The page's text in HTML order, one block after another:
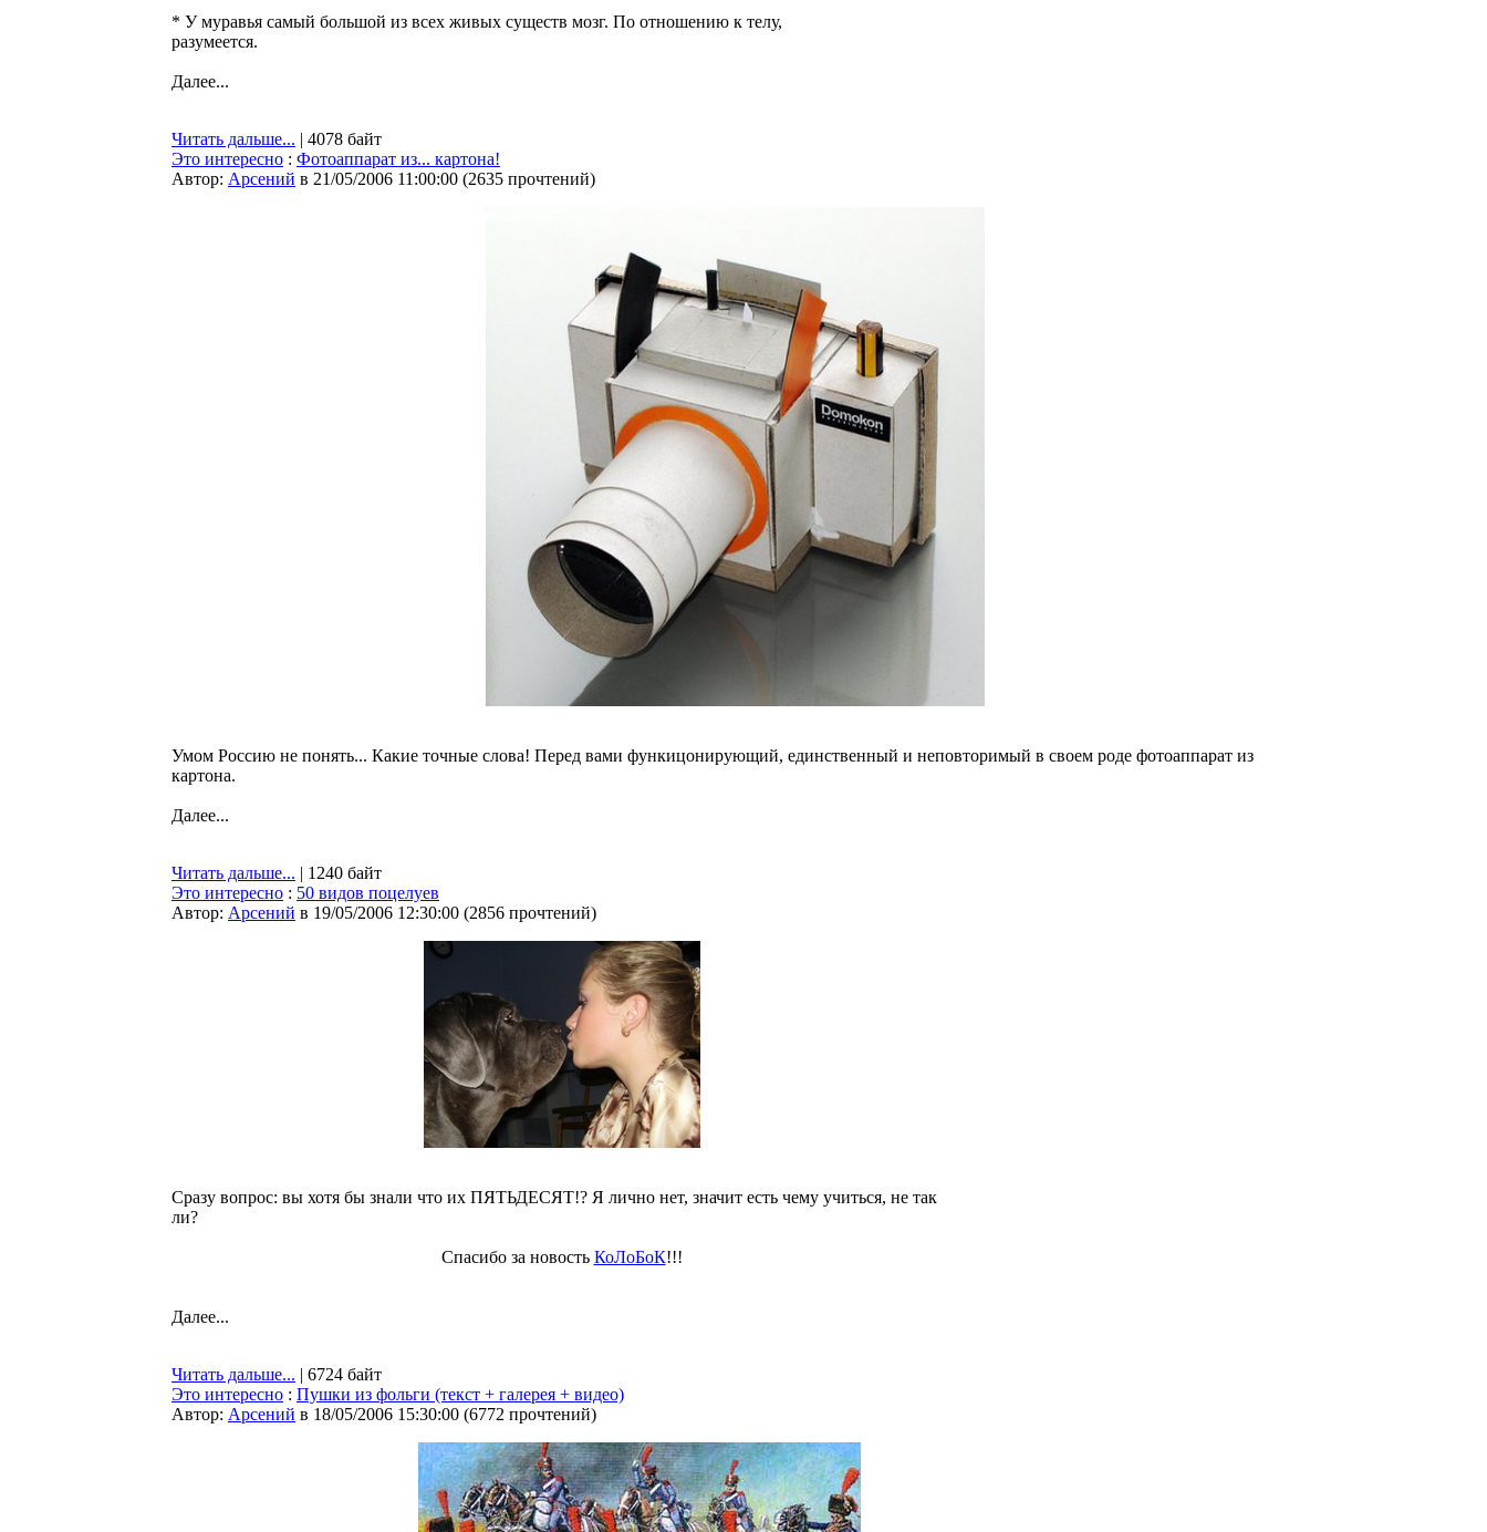
* У муравья самый большой из всех живых существ мозг. По отношению к телу,
разумеется.
Далее...
Читать дальше... | 4078 байт
Это интересно : Фотоаппарат из... картона!
Автор: Арсений в 21/05/2006 11:00:00 (2635 прочтений)
Умом Россию не понять... Какие точные слова! Перед вами функицонирующий, единственный и неповторимый в своем роде фотоаппарат из
картона.
Далее...
Читать дальше... | 1240 байт
Это интересно : 50 видов поцелуев
Автор: Арсений в 19/05/2006 12:30:00 (2856 прочтений)
Сразу вопрос: вы хотя бы знали что их ПЯТЬДЕСЯТ!? Я лично нет, значит есть чему учиться, не так
ли?
Спасибо за новость КоЛоБоК!!!
Далее...
Читать дальше... | 6724 байт
Это интересно : Пушки из фольги (текст + галерея + видео)
Автор: Арсений в 18/05/2006 15:30:00 (6772 прочтений)